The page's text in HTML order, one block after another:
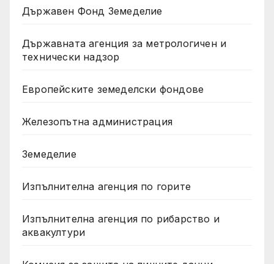
Държавен Фонд Земеделие
Държавната агенция за метрологичен и
технически надзор
Европейските земеделски фондове
Железопътна администрация
Земеделие
Изпълнителна агенция по горите
Изпълнителна агенция по рибарство и
аквакултури